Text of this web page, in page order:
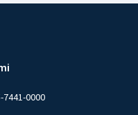
7441-0000